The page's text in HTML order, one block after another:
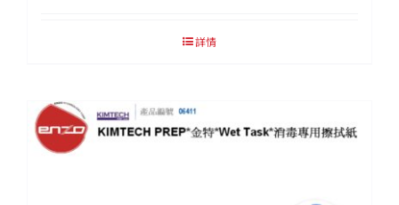
詳情